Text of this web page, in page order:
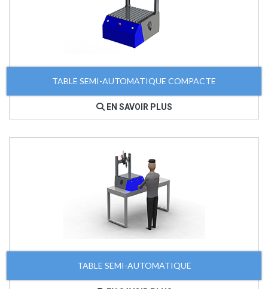
TABLE SEMI-AUTOMATIQUE COMPACTE
EN SAVOIR PLUS
TABLE SEMI-AUTOMATIQUE